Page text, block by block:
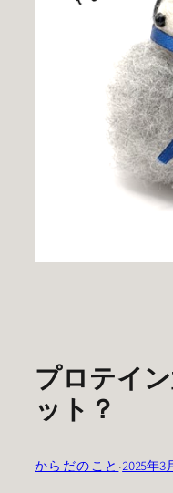
プロテイ
ット？
からだのこと ·2025年3